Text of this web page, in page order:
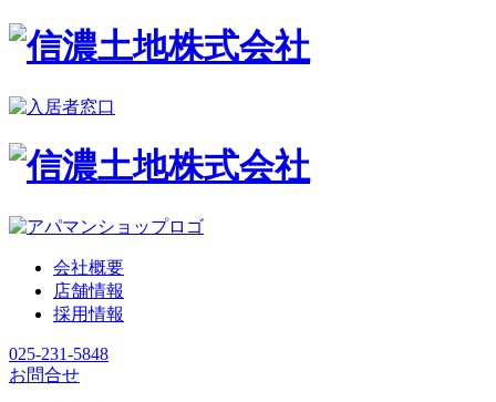
会社概要
店舗情報
採用情報
025-231-5848
お問合せ